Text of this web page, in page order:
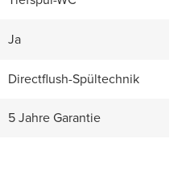
Ja
Directflush-Spültechnik
5 Jahre Garantie